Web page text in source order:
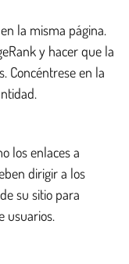
la misma página.
y hacer que la
Concéntrese en la
los enlaces a
dirigir a los
su sitio para
usuarios.